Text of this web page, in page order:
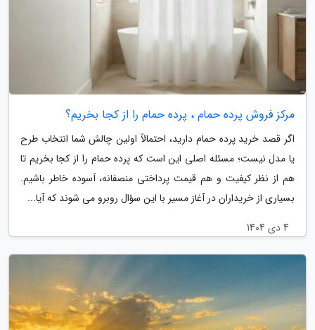
مرکز فروش پرده حمام ، پرده حمام را از کجا بخریم؟
اگر قصد خرید پرده حمام دارید، احتمالاً اولین چالش شما انتخاب طرح
یا مدل نیست؛ مسئله اصلی این است که پرده حمام را از کجا بخریم تا
هم از نظر کیفیت و هم قیمت پرداختی منصفانه، آسوده خاطر باشیم.
بسیاری از خریداران در آغاز مسیر با این سؤال روبرو می شوند که آیا...
4 دی 1404